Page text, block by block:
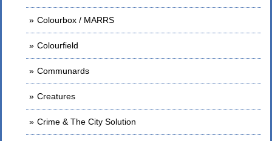
Colourbox / MARRS
Colourfield
Communards
Creatures
Crime & The City Solution